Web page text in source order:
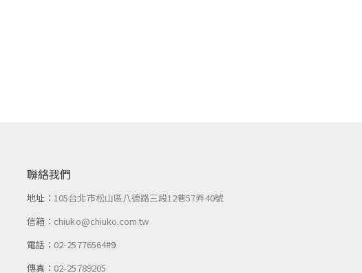
聯絡我們
地址： 105台北市松山區八德路三段12巷57弄40號
信箱： chiuko@chiuko.com.tw
電話： 02-25776564#9
傳真： 02-25789205